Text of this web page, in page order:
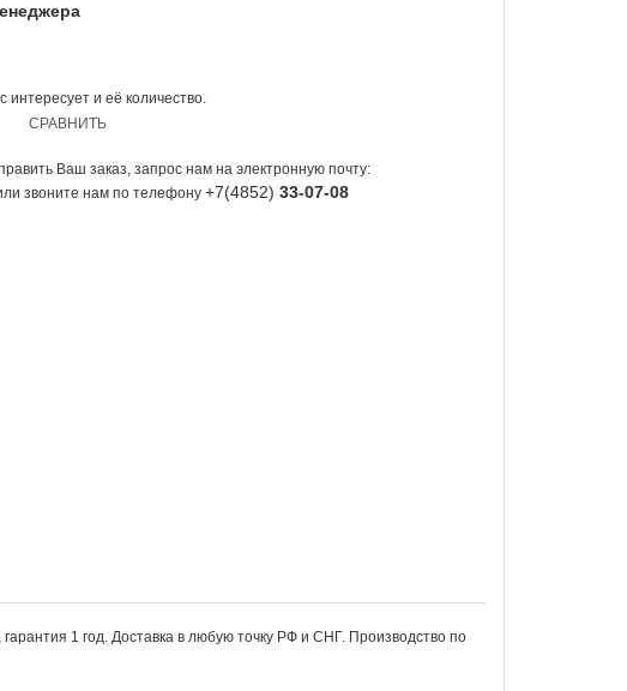
интересует и её количество.
СРАВНИТЬ
Ваш заказ, запрос нам на электронную почту:
звоните нам по телефону+7(4852)33-07-08
1 год. Доставка в любую точку РФ и СНГ. Производство по